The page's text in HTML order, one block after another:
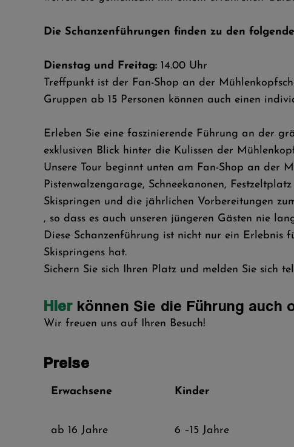
Die Schanzenführungen finden zu den
Dienstag und Freitag: 14.00 Uhr
Treffpunkt ist der Fan-Shop an der
Gruppen ab 15 Personen können auch einen
Erleben Sie eine faszinierende Führung an der
exklusiven Blick hinter die Kulissen der
Unsere Tour beginnt unten am Fan-Shop an der
Pistenwalzengarage, Schneekanonen,
Skispringen und die jährlichen Vorbereitungen
, so dass es auch unseren jüngeren Gästen nie
Diese Schanzenführung ist nicht nur ein Erlebnis
Skispringens hat.
Sichern Sie sich Ihren Platz und melden Sie sich
Hier können Sie die Führung auch
Wir freuen uns auf Ihren Besuch!
Preise
Erwachsene Kinder
ab 16 Jahre 6 –15 Jahre